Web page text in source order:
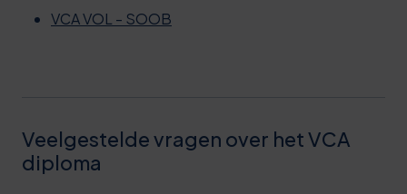
VCA VOL - SOOB
Veelgestelde vragen over het VCA
diploma